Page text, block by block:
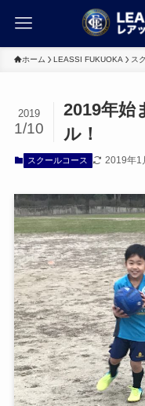
ホーム LEASSI FUKUOKA ス
2019年始
ル！
2019
1/10
スクールコース 2019年1